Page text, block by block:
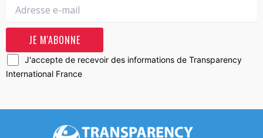
J'accepte de recevoir des informations de Transparency
International France